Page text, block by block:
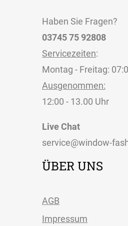
Haben Sie Fragen?
03745 75 92808
Servicezeiten:
Montag - Freitag:
Ausgenommen:
12:00 - 13.00 Uhr
Live Chat
service@window-
ÜBER UNS
AGB
Impressum